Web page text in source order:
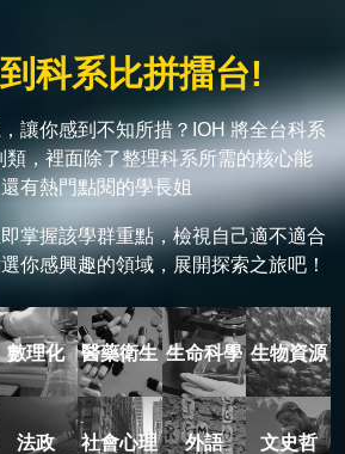
科系比拼擂台!
讓你感到不知所措？IOH 將全台科系
類，裡面除了整理科系所需的核心能
有熱門點閱的學長姐
掌握該學群重點，檢視自己適不適合
你感興趣的領域，展開探索之旅吧！
數理化 醫藥衛生 生命科學 生物資源
法政 社會心理 外語 文史哲